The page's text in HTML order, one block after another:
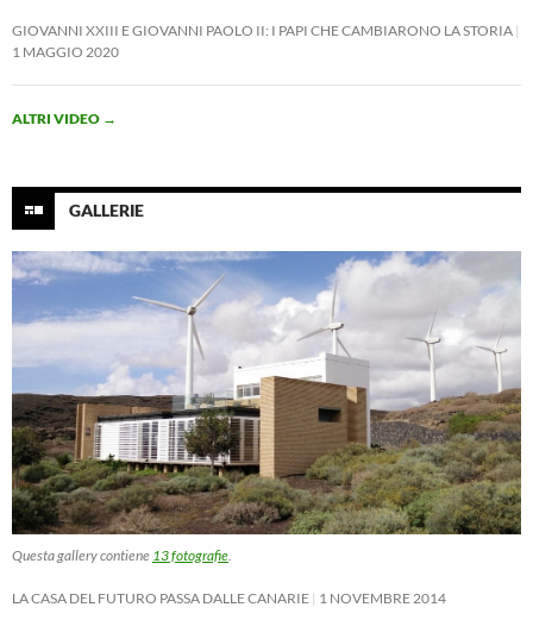
GIOVANNI XXIII E GIOVANNI PAOLO II: I PAPI CHE CAMBIARONO LA STORIA
1 MAGGIO 2020
ALTRI VIDEO →
GALLERIE
Questa gallery contiene 13 fotografie
LA CASA DEL FUTURO PASSA DALLE CANARIE 1 NOVEMBRE 2014